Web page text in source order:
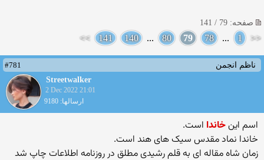
صفحه: 79 / 141
<<
1
...
78
79
80
...
140
141
>>
ناظم انجمن
#781
Streetwalker
2 Dec 2022 21:01
ارسالها: 9180
اسم اینخاندا است.
خاندا نماد مقدس سیک های هند است.
زمان شاه مقاله ای به قلم رشیدی مطلق در روزنامه اطلاعات چاپ شد